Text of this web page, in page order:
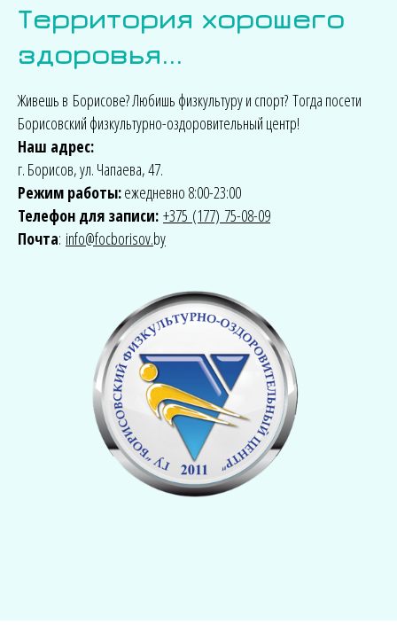
Территория хорошего
здоровья...
Живешь в Борисове? Любишь физкультуру и спорт? Тогда посети
Борисовский физкультурно-оздоровительный центр!
Наш адрес:
г. Борисов, ул. Чапаева, 47.
Режим работы:ежедневно 8:00-23:00
Телефон для записи: +375 (177) 75-08-09
Почта: info@focborisov.by